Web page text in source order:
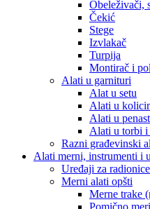
Obeleživači,
Čekić
Stege
Izvlakač
Turpija
Montirač i
Alati u garnituri
Alat u setu
Alati u
Alati u
Alati u torbi i
Razni građevinski
Alati merni, instrumenti i
Uređaji za
Merni alati opšti
Merne trake
Pomično